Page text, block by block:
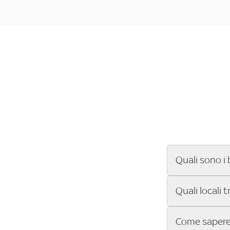
Quali sono i
Se cerchi un
ENILIVE, la
Sky Bar ti
Quali locali
Vuoi sapere
Come